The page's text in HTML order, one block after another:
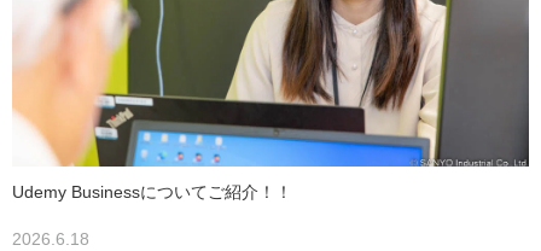
Udemy Businessについてご紹介！！
2026.6.18